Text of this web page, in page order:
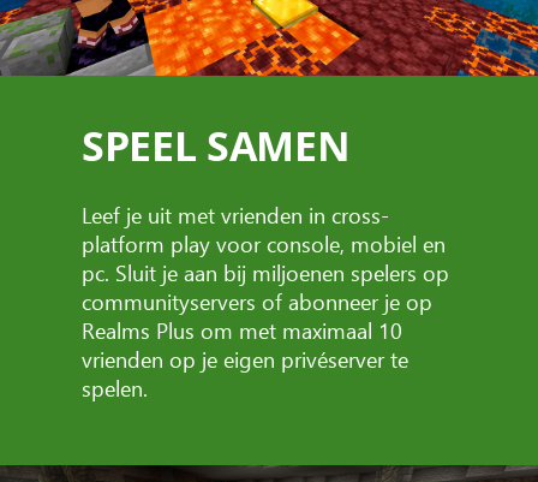
SPEEL SAMEN
Leef je uit met vrienden in cross-
platform play voor console, mobiel en
pc. Sluit je aan bij miljoenen spelers op
communityservers of abonneer je op
Realms Plus om met maximaal 10
vrienden op je eigen privéserver te
spelen.